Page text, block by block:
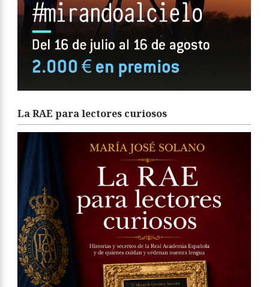
La RAE para lectores curiosos